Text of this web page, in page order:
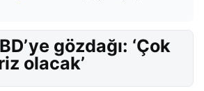
gözdağı: ‘Çok
olacak’